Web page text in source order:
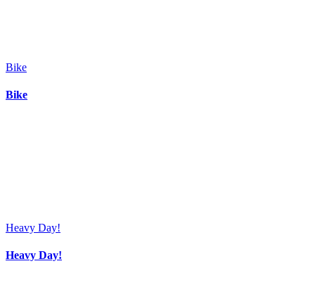
Bike
Bike
Heavy Day!
Heavy Day!